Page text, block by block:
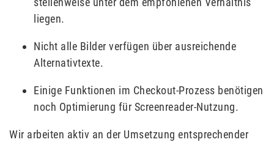
liegen.
Nicht alle Bilder verfügen über ausreichende
Alternativtexte.
Einige Funktionen im Checkout-Prozess benötigen
noch Optimierung für Screenreader-Nutzung.
Wir arbeiten aktiv an der Umsetzung entsprechender